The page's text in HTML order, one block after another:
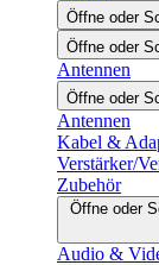
Öffne oder
Öffne oder
Antennen
Öffne oder
Antennen
Kabel &
Verstärker/
Zubehör
Öffne oder
Audio &